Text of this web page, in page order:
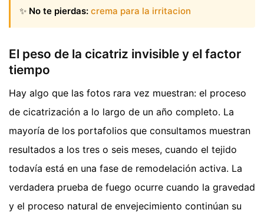
✨ No te pierdas: crema para la irritacion
El peso de la cicatriz invisible y el factor
tiempo
Hay algo que las fotos rara vez muestran: el proceso
de cicatrización a lo largo de un año completo. La
mayoría de los portafolios que consultamos muestran
resultados a los tres o seis meses, cuando el tejido
todavía está en una fase de remodelación activa. La
verdadera prueba de fuego ocurre cuando la gravedad
y el proceso natural de envejecimiento continúan su